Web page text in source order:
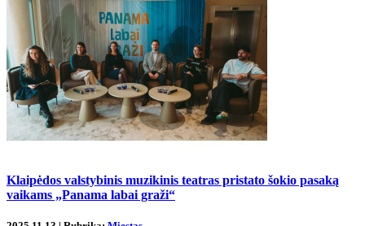
Klaipėdos valstybinis muzikinis teatras pristato šokio pasaką
vaikams „Panama labai graži“